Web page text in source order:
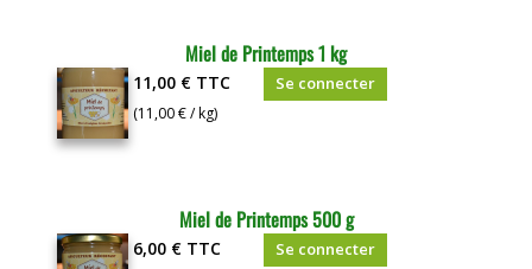
Miel de Printemps 1 kg
11,00 € TTC
(11,00 € / kg)
Se connecter
Miel de Printemps 500 g
6,00 € TTC Se connecter